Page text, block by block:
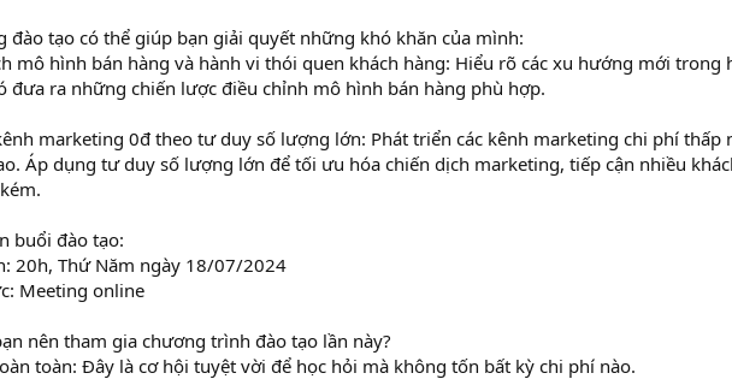
đào tạo có thể giúp bạn giải quyết những khó khăn của mình:
mô hình bán hàng và hành vi thói quen khách hàng: Hiểu rõ các xu hướng mới trong
đưa ra những chiến lược điều chỉnh mô hình bán hàng phù hợp.
marketing 0đ theo tư duy số lượng lớn: Phát triển các kênh marketing chi phí thấp
Áp dụng tư duy số lượng lớn để tối ưu hóa chiến dịch marketing, tiếp cận nhiều
buổi đào tạo:
20h, Thứ Năm ngày 18/07/2024
Meeting online
nên tham gia chương trình đào tạo lần này?
toàn: Đây là cơ hội tuyệt vời để học hỏi mà không tốn bất kỳ chi phí nào.